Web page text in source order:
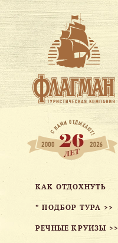
КАК ОТДОХНУТЬ
* ПОДБОР ТУРА >>
РЕЧНЫЕ КРУИЗЫ >>